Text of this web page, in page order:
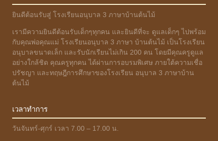
ยินดีต้อนรับสู่ โรงเรียนอนุบาล 3 ภาษาบ้านต้นไม้
เรามีความยินดีต้อนรับเด็กๆทุกคน และยินดีที่จะ ดูแลเด็กๆ ไปพร้อม
กับคุณพ่อคุณแม่ โรงเรียนอนุบาล 3 ภาษา บ้านต้นไม้ เป็นโรงเรียน
อนุบาลขนาดเล็ก และรับนักเรียนไม่เกิน 200 คน โดยมีคุณครูดูแล
อย่างใกล้ชิด คุณครูทุกคน ได้ผ่านการอบรมพิเศษ ภายใต้ความเชื่อ
ปรัชญา และทฤษฎีการศึกษาของโรงเรียน อนุบาล 3 ภาษาบ้าน
ต้นไม้
เวลาทำการ
วันจันทร์-ศุกร์ เวลา 7.00 – 17.00 น.